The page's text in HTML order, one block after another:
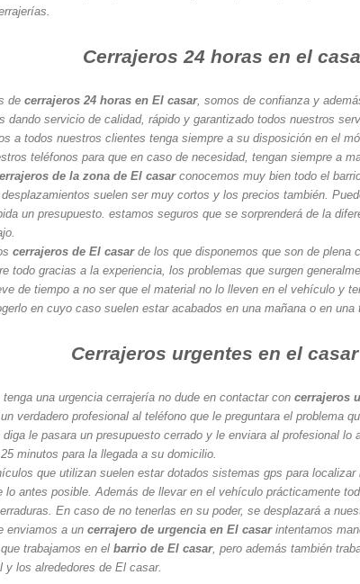
Cerrajeros 24 horas en el
decerrajeros 24 horas en El casar, somos de confianza y
dando servicio de calidad, rápido y garantizado todos nuestros
a todos nuestros clientes tenga siempre a su disposición en el
teléfonos para que en caso de necesidad, tengan siempre a
de la zona de El casarconocemos muy bien todo el
suelen ser muy cortos y los precios también.
un presupuesto. estamos seguros que se sorprenderá de la
cerrajeros de El casarde los que disponemos que son de plena
todo gracias a la experiencia, los problemas que surgen
de tiempo a no ser que el material no lo lleven en el vehículo y
en cuyo caso suelen estar acabados en una mañana o en una
Cerrajeros urgentes en el casar
tenga una urgencia cerrajería no dude en contactar concerrajeros
verdadero profesional al teléfono que le preguntara el problema
diga le pasara un presupuesto cerrado y le enviara al profesional lo
minutos para la llegada a su domicilio.
que utilizan suelen estar dotados sistemas gps para
lo antes posible. Además de llevar en el vehículo prácticamente
En caso de no tenerlas en su poder, se desplazará a
enviamos a uncerrajero de urgencia en El casarintentamos
trabajamos en elbarrio de El casar, pero además también
y los alrededores de El casar.